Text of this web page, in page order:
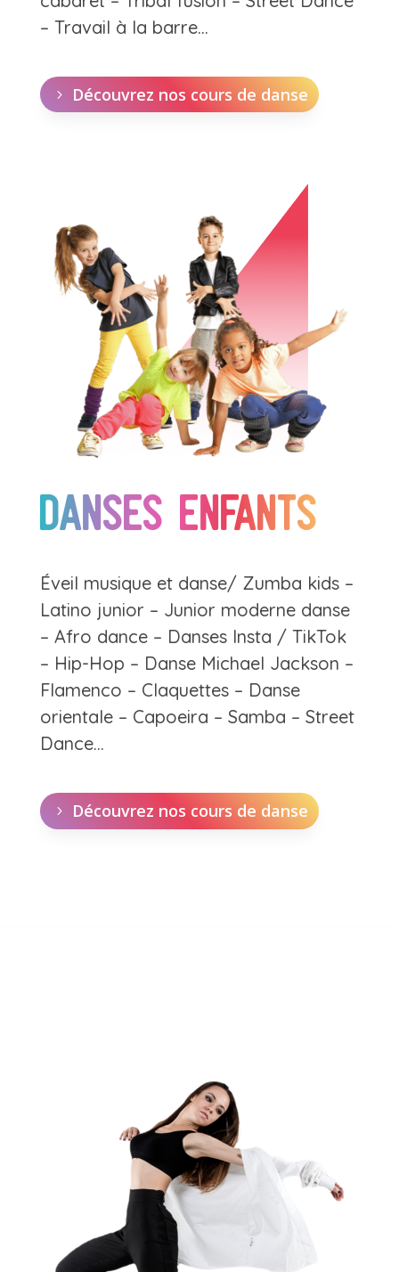
– Travail à la barre…
Découvrez nos cours de danse
Danses enfants
Éveil musique et danse/ Zumba kids –
Latino junior – Junior moderne danse
– Afro dance – Danses Insta / TikTok
– Hip-Hop – Danse Michael Jackson –
Flamenco – Claquettes – Danse
orientale – Capoeira – Samba – Street
Dance…
Découvrez nos cours de danse